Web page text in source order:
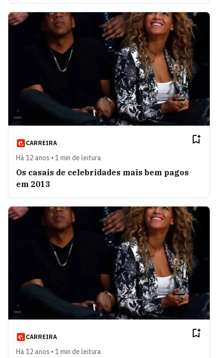
CARREIRA
Há 12 anos • 1 min de leitura
Os casais de celebridades mais bem pagos
em 2013
CARREIRA
Há 12 anos • 1 min de leitura